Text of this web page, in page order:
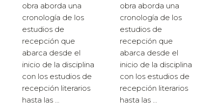
obra aborda una
cronología de los
estudios de
recepción que
abarca desde el
inicio de la disciplina
con los estudios de
recepción literarios
hasta las ...
obra aborda una
cronología de los
estudios de
recepción que
abarca desde el
inicio de la disciplina
con los estudios de
recepción literarios
hasta las ...